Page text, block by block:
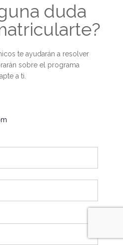
duda
te ayudarán a resolver
sobre el programa
a ti.